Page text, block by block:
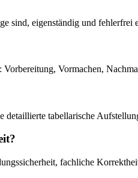
sind, eigenständig und
Vormachen,
tabellarische
fachliche